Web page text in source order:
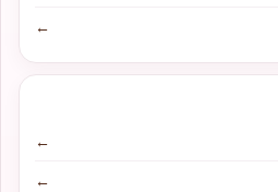
←
←
←